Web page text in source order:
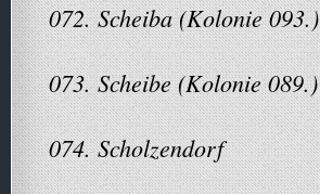
072. Scheiba (Kolonie 093.)
073. Scheibe (Kolonie 089.)
074. Scholzendorf